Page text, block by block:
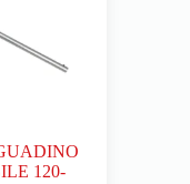
120-